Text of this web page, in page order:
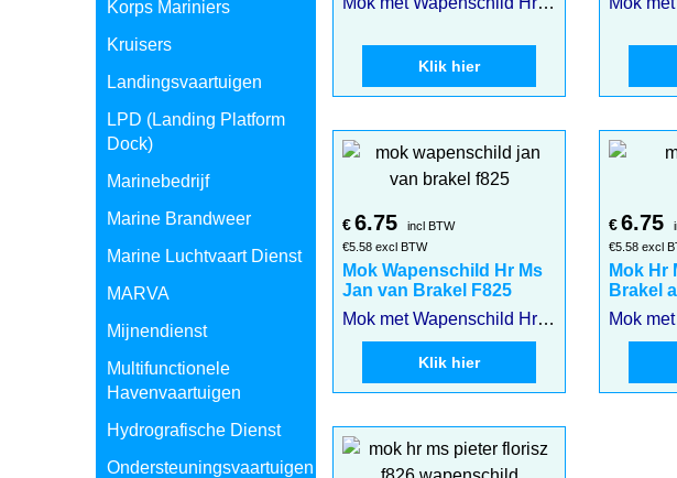
Korps Mariniers
Kruisers
Landingsvaartuigen
LPD (Landing Platform
Dock)
Marinebedrijf
Marine Brandweer
Marine Luchtvaart Dienst
MARVA
Mijnendienst
Multifunctionele
Havenvaartuigen
Hydrografische Dienst
Ondersteuningsvaartuigen
Klik hier
€6.75
incl BTW
€5.58 excl BTW
Mok Wapenschild Hr Ms
Jan van Brakel F825
Mok met Wapenschild Hr Ms Jan van Brakel F825
Klik hier
€6.75
€5.58 excl
Mok Hr
Brakel